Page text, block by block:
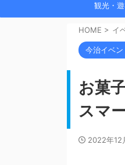
観光・
HOME > イ
今治イベン
お菓
スマ
2022年12